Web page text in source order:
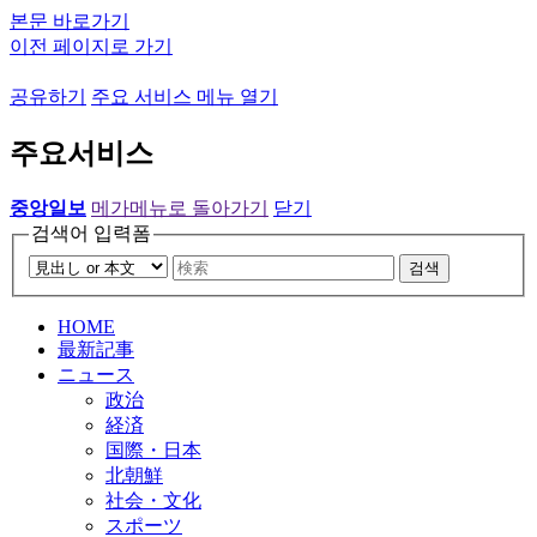
본문 바로가기
이전 페이지로 가기
공유하기 주요 서비스 메뉴 열기
주요서비스
중앙일보 메가메뉴로 돌아가기
닫기
검색어 입력폼
검색
HOME
最新記事
ニュース
政治
経済
国際・日本
北朝鮮
社会・文化
スポーツ